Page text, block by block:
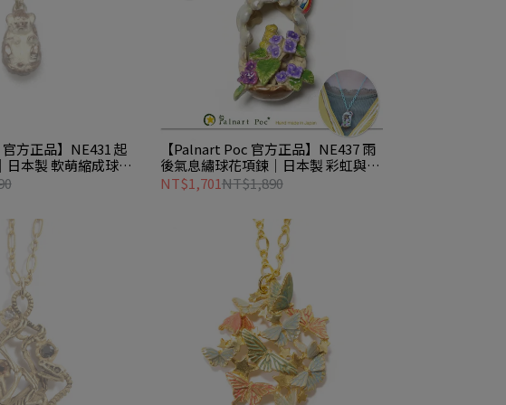
官方正品】NE431 起
日本製 軟萌縮成球姿
【Palnart Poc 官方正品】NE437 雨
後氣息繡球花項鍊｜日本製 彩虹與躲
雨青蛙的清新瞬間 Petrichor
NT$1,701NT$1,890